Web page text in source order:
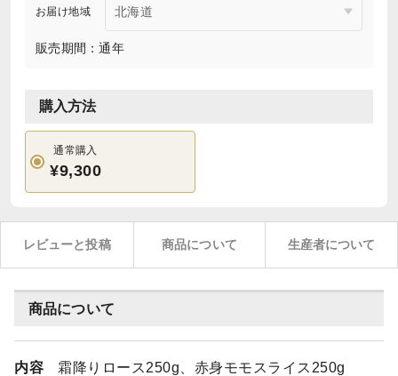
お届け地域
販売期間：通年
購入方法
通常購入
¥9,300
レビューと投稿 商品について 生産者について
商品について
内容 霜降りロース250g、赤身モモスライス250g